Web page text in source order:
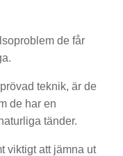
de får
teknik, är de
de har en
tänder.
viktigt att jämna ut